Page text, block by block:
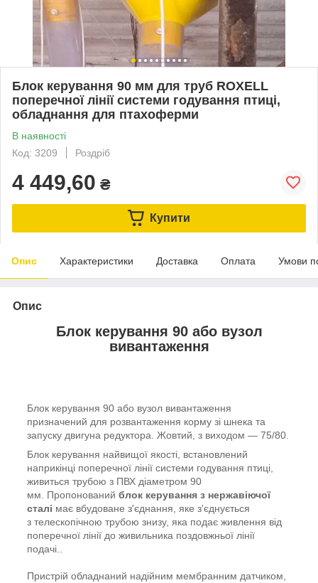
Блок керування 90 мм для труб ROXELL
поперечної лінії системи годування птиці,
обладнання для птахоферми
В наявності
Код: 3209
Роздріб
4 449,60 ₴
Купити
Опис Характеристики Доставка Оплата Умови
Опис
Блок керування 90 або вузол
вивантаження
Блок керування 90 або вузол вивантаження
призначений для розвантаження корму зі шнека та
запуску двигуна редуктора. Жовтий, з виходом — 75/80.
Блок керування найвищої якості, встановлений
наприкінці поперечної лінії системи годування птиці,
живиться трубою з ПВХ діаметром 90
мм. Пропонований блок керування з нержавіючої
сталі має вбудоване з'єднання, яке з'єднується
з телескопічною трубою знизу, яка подає живлення від
поперечної лінії до живильника поздовжньої лінії
подачі..
Пристрій обладнаний надійним мембранним датчиком,